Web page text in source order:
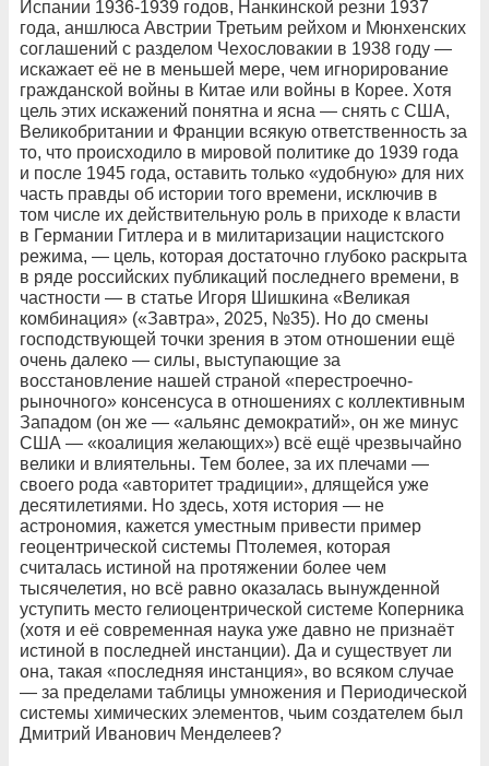
Испании 1936-1939 годов, Нанкинской резни 1937
года, аншлюса Австрии Третьим рейхом и Мюнхенских
соглашений с разделом Чехословакии в 1938 году —
искажает её не в меньшей мере, чем игнорирование
гражданской войны в Китае или войны в Корее. Хотя
цель этих искажений понятна и ясна — снять с США,
Великобритании и Франции всякую ответственность за
то, что происходило в мировой политике до 1939 года
и после 1945 года, оставить только «удобную» для них
часть правды об истории того времени, исключив в
том числе их действительную роль в приходе к власти
в Германии Гитлера и в милитаризации нацистского
режима, — цель, которая достаточно глубоко раскрыта
в ряде российских публикаций последнего времени, в
частности — в статье Игоря Шишкина «Великая
комбинация» («Завтра», 2025, №35). Но до смены
господствующей точки зрения в этом отношении ещё
очень далеко — силы, выступающие за
восстановление нашей страной «перестроечно-
рыночного» консенсуса в отношениях с коллективным
Западом (он же — «альянс демократий», он же минус
США — «коалиция желающих») всё ещё чрезвычайно
велики и влиятельны. Тем более, за их плечами —
своего рода «авторитет традиции», длящейся уже
десятилетиями. Но здесь, хотя история — не
астрономия, кажется уместным привести пример
геоцентрической системы Птолемея, которая
считалась истиной на протяжении более чем
тысячелетия, но всё равно оказалась вынужденной
уступить место гелиоцентрической системе Коперника
(хотя и её современная наука уже давно не признаёт
истиной в последней инстанции). Да и существует ли
она, такая «последняя инстанция», во всяком случае
— за пределами таблицы умножения и Периодической
системы химических элементов, чьим создателем был
Дмитрий Иванович Менделеев?